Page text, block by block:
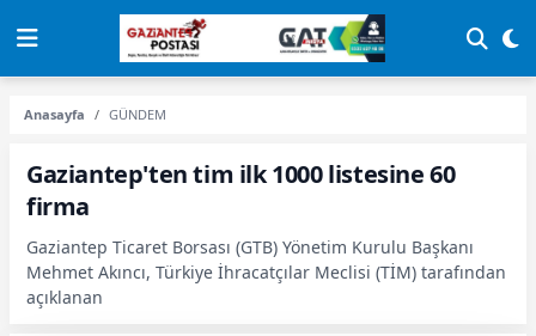
Anasayfa GÜNDEM
Gaziantep'ten tim ilk 1000 listesine 60
firma
Gaziantep Ticaret Borsası (GTB) Yönetim Kurulu Başkanı
Mehmet Akıncı, Türkiye İhracatçılar Meclisi (TİM) tarafından
açıklanan